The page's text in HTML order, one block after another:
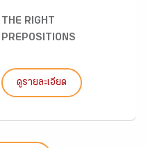
THE RIGHT
PREPOSITIONS
ดูรายละเอียด